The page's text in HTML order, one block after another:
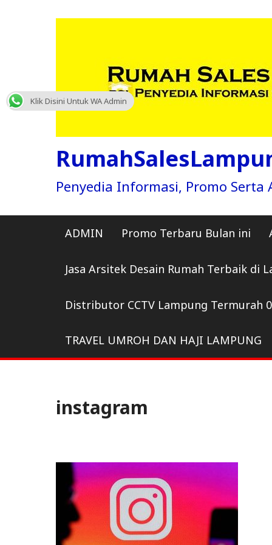
Penyedia Informasi, Promo Serta
ADMIN Promo Terbaru Bulan ini
Jasa Arsitek Desain Rumah Terbaik di
Distributor CCTV Lampung Termurah
TRAVEL UMROH DAN HAJI LAMPUNG
instagram
Klik Disini Untuk WA Admin